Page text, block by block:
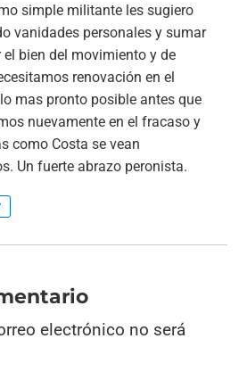
simple militante les sugiero
vanidades personales y sumar
el bien del movimiento y de
renovación en el
mas pronto posible antes que
nuevamente en el fracaso y
como Costa se vean
Un fuerte abrazo peronista.
electrónico no será